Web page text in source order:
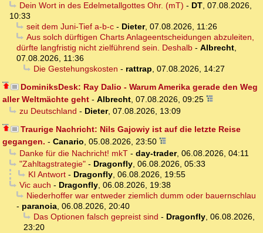
Dein Wort in des Edelmetallgottes Ohr. (mT) - DT, 07.08.2026,
10:33
seit dem Juni-Tief a-b-c- Dieter, 07.08.2026, 11:26
Aus solch dürftigen Charts Anlageentscheidungen abzuleiten,
dürfte langfristig nicht zielführend sein. Deshalb - Albrecht,
07.08.2026, 11:36
Die Gestehungskosten - rattrap, 07.08.2026, 14:27
DominiksDesk: Ray Dalio - Warum Amerika gerade den Weg
aller Weltmächte geht - Albrecht, 07.08.2026, 09:25
zu Deutschland - Dieter, 07.08.2026, 13:09
Traurige Nachricht: Nils Gajowiy ist auf die letzte Reise
gegangen. - Canario, 05.08.2026, 23:50
Danke für die Nachricht! mkT- day-trader, 06.08.2026, 04:11
"Zahltagstrategie"- Dragonfly, 06.08.2026, 05:33
KI Antwort- Dragonfly, 06.08.2026, 19:55
Vic auch - Dragonfly, 06.08.2026, 19:38
Niederhoffer war entweder ziemlich dumm oder bauernschlau
- paranoia, 06.08.2026, 20:40
Das Optionen falsch gepreist sind - Dragonfly, 06.08.2026,
23:20